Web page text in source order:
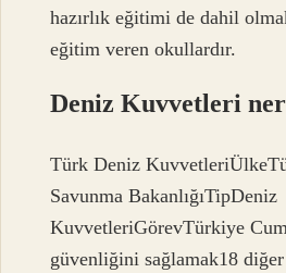
hazırlık eğitimi de dahil
eğitim veren okullardır.
Deniz Kuvvetleri
Türk Deniz
Savunma BakanlığıTipDeniz
KuvvetleriGörevTürkiye
güvenliğini sağlamak18